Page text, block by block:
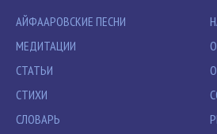
АЙФААРОВСКИЕ ПЕСНИ
МЕДИТАЦИИ
СТАТЬИ
СТИХИ
СЛОВАРЬ